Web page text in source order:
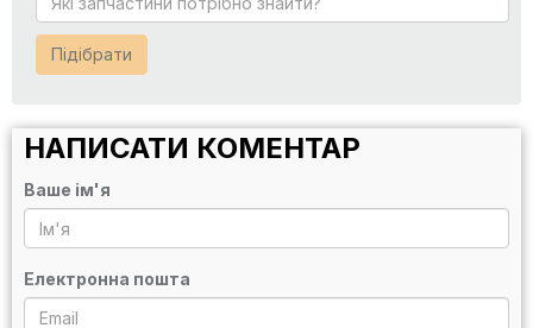
Підібрати
НАПИСАТИ КОМЕНТАР
Ваше ім'я
Електронна пошта